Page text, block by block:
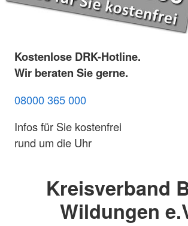
Kostenlose DRK-Hotline.
Wir beraten Sie gerne.
08000 365 000
Infos für Sie kostenfrei
rund um die Uhr
Kreisverband
Wildungen